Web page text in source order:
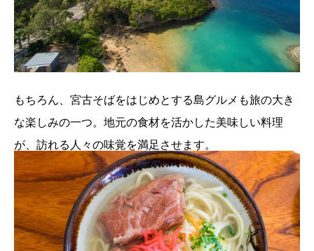
もちろん、宮古そばをはじめとする島グルメも旅の大き
な楽しみの一つ。地元の食材を活かした美味しい料理
が、訪れる人々の味覚を満足させます。